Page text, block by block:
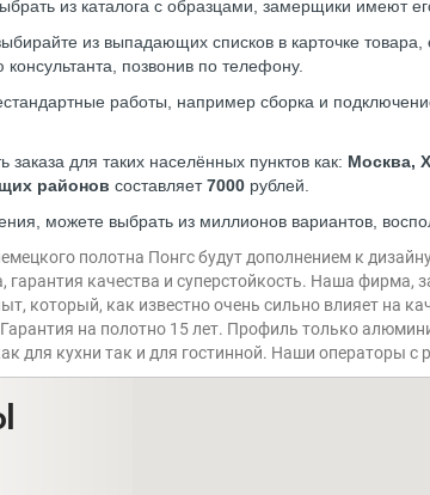
из каталога с образцами, замерщики имеют
из выпадающих списков в карточке
позвонив по телефону.
работы, например сборка и
для таких населённых пунктов как: Москва,
районов составляет7000 рублей.
можете выбрать из миллионов вариантов,
полотна Понгс будут дополнением к
гарантия качества и суперстойкость. Наша
который, как известно очень сильно влияет на
на полотно 15 лет. Профиль только
для кухни так и для гостинной. Наши операторы с